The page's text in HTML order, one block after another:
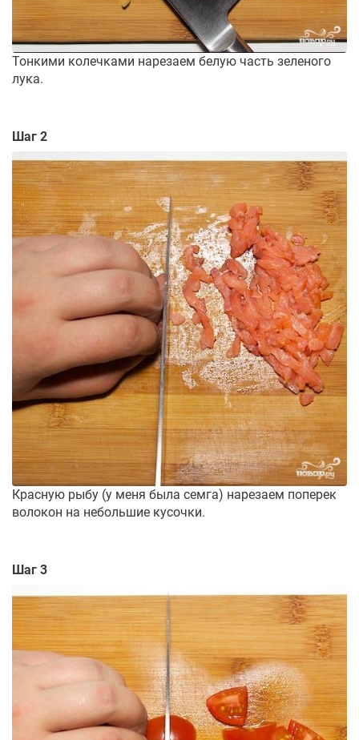
Тонкими колечками нарезаем белую часть зеленого
лука.
Шаг 2
Красную рыбу (у меня была семга) нарезаем поперек
волокон на небольшие кусочки.
Шаг 3